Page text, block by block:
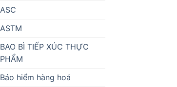
ASC
ASTM
BAO BÌ TIẾP XÚC THỰC
PHẨM
Bảo hiểm hàng hoá